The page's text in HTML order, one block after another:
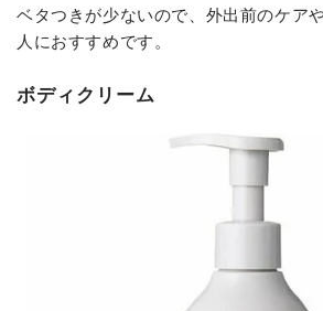
ベタつきが少ないので、外出前のケア
人におすすめです。
ボディクリーム